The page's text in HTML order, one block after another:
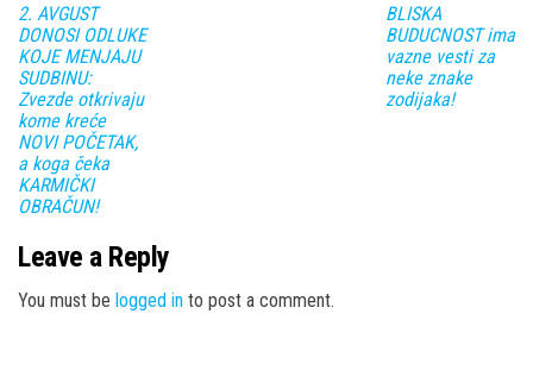
2. AVGUST
DONOSI ODLUKE
KOJE MENJAJU
SUDBINU:
Zvezde otkrivaju
kome kreće
NOVI POČETAK,
a koga čeka
KARMIČKI
OBRAČUN!
BLISKA
BUDUCNOST ima
vazne vesti za
neke znake
zodijaka!
Leave a Reply
You must be logged in to post a comment.